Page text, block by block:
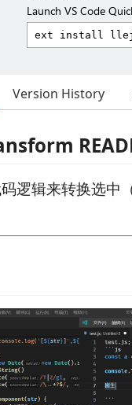
Launch VS Code
Version History
逻辑来转换选中